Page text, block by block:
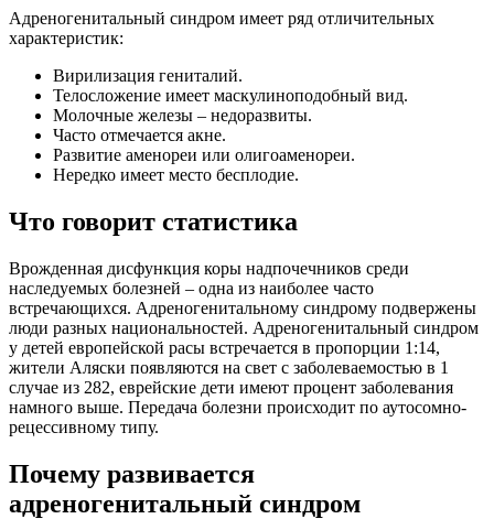
Адреногенитальный синдром имеет ряд отличительных
характеристик:
Вирилизация гениталий.
Телосложение имеет маскулиноподобный вид.
Молочные железы – недоразвиты.
Часто отмечается акне.
Развитие аменореи или олигоаменореи.
Нередко имеет место бесплодие.
Что говорит статистика
Врожденная дисфункция коры надпочечников среди
наследуемых болезней – одна из наиболее часто
встречающихся. Адреногенитальному синдрому подвержены
люди разных национальностей. Адреногенитальный синдром
у детей европейской расы встречается в пропорции 1:14,
жители Аляски появляются на свет с заболеваемостью в 1
случае из 282, еврейские дети имеют процент заболевания
намного выше. Передача болезни происходит по аутосомно-
рецессивному типу.
Почему развивается
адреногенитальный синдром